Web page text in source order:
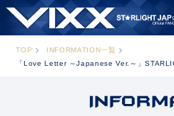
TOP
INFORMATION一覧
「Love Letter ～Japanese Ver.～」